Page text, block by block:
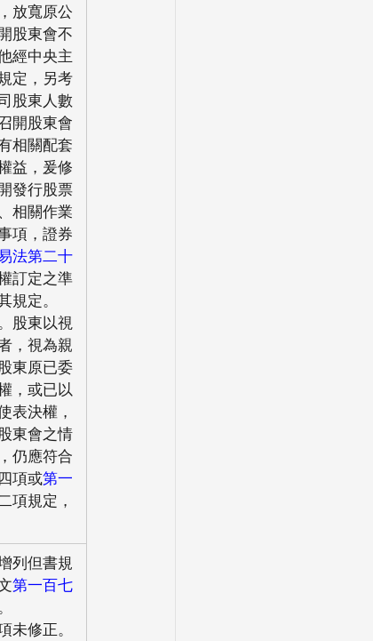
放寬原公
股東會不
經中央主
定，另考
股東人數
開股東會
相關配套
益，爰修
發行股票
相關作業
項，證券
法第二十
訂定之準
規定。
股東以視
，視為親
東原已委
，或已以
表決權，
東會之情
仍應符合
項或第一
項規定，
列但書規
第一百七
未修正。